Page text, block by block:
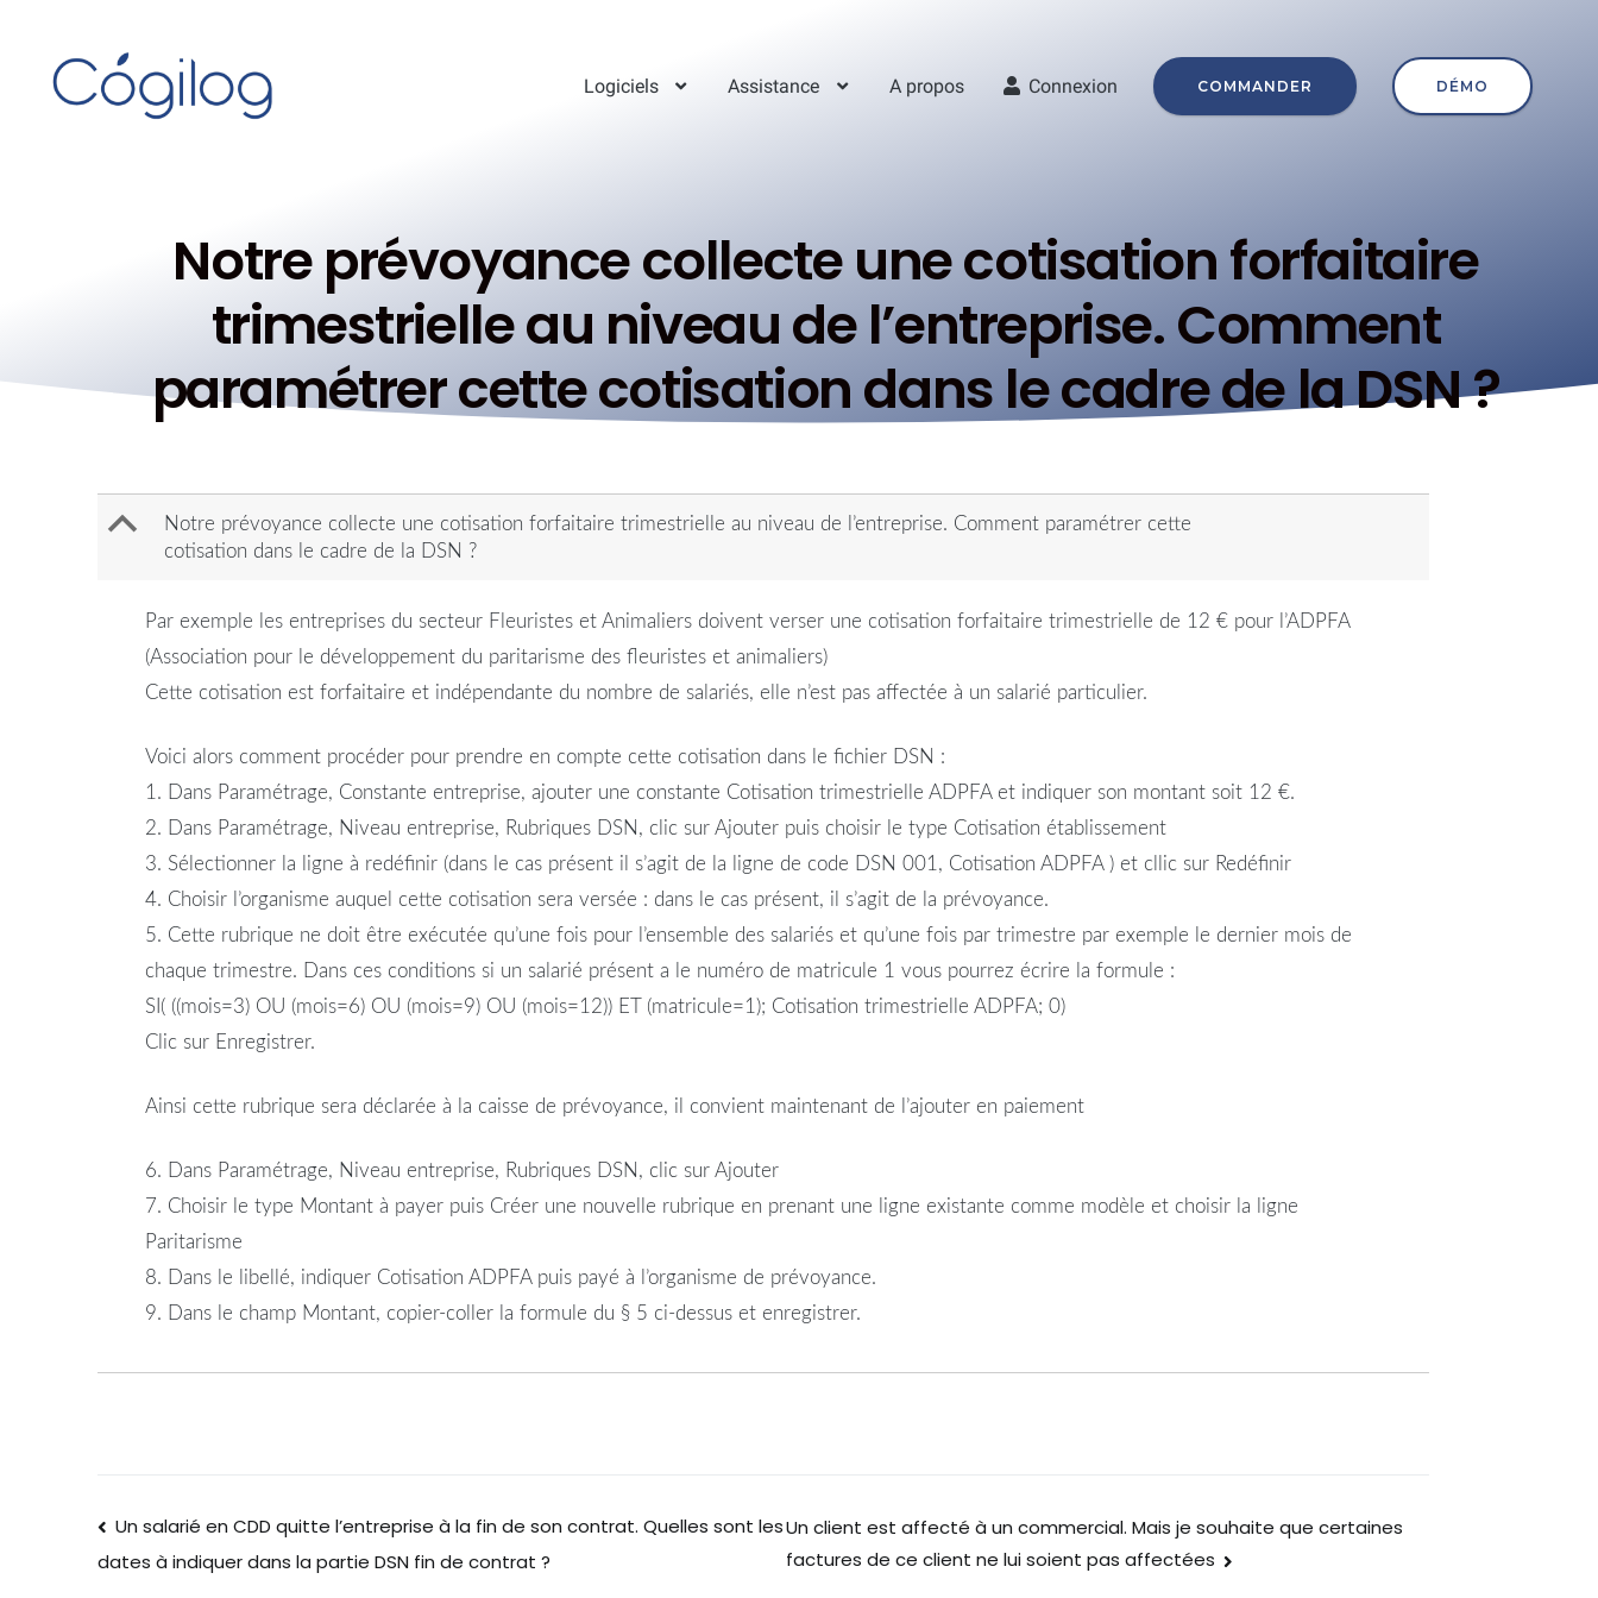
Logiciels Assistance A propos Connexion COMMANDER DÉMO
Notre prévoyance collecte une cotisation forfaitaire
trimestrielle au niveau de l’entreprise. Comment
paramétrer cette cotisation dans le cadre de la DSN ?
B
Notre prévoyance collecte une cotisation forfaitaire trimestrielle au niveau de l’entreprise. Comment paramétrer cette
cotisation dans le cadre de la DSN ?
Par exemple les entreprises du secteur Fleuristes et Animaliers doivent verser une cotisation forfaitaire trimestrielle de 12 € pour l’ADPFA
(Association pour le développement du paritarisme des fleuristes et animaliers)
Cette cotisation est forfaitaire et indépendante du nombre de salariés, elle n’est pas affectée à un salarié particulier.
Voici alors comment procéder pour prendre en compte cette cotisation dans le fichier DSN :
1. Dans Paramétrage, Constante entreprise, ajouter une constante Cotisation trimestrielle ADPFA et indiquer son montant soit 12 €.
2. Dans Paramétrage, Niveau entreprise, Rubriques DSN, clic sur Ajouter puis choisir le type Cotisation établissement
3. Sélectionner la ligne à redéfinir (dans le cas présent il s’agit de la ligne de code DSN 001, Cotisation ADPFA ) et cllic sur Redéfinir
4. Choisir l’organisme auquel cette cotisation sera versée : dans le cas présent, il s’agit de la prévoyance.
5. Cette rubrique ne doit être exécutée qu’une fois pour l’ensemble des salariés et qu’une fois par trimestre par exemple le dernier mois de
chaque trimestre. Dans ces conditions si un salarié présent a le numéro de matricule 1 vous pourrez écrire la formule :
SI( ((mois=3) OU (mois=6) OU (mois=9) OU (mois=12)) ET (matricule=1); Cotisation trimestrielle ADPFA; 0)
Clic sur Enregistrer.
Ainsi cette rubrique sera déclarée à la caisse de prévoyance, il convient maintenant de l’ajouter en paiement
6. Dans Paramétrage, Niveau entreprise, Rubriques DSN, clic sur Ajouter
7. Choisir le type Montant à payer puis Créer une nouvelle rubrique en prenant une ligne existante comme modèle et choisir la ligne
Paritarisme
8. Dans le libellé, indiquer Cotisation ADPFA puis payé à l’organisme de prévoyance.
9. Dans le champ Montant, copier-coller la formule du § 5 ci-dessus et enregistrer.
Un salarié en CDD quitte l’entreprise à la fin de son contrat. Quelles sont les
dates à indiquer dans la partie DSN fin de contrat ?
Un client est affecté à un commercial. Mais je souhaite que certaines
factures de ce client ne lui soient pas affectées